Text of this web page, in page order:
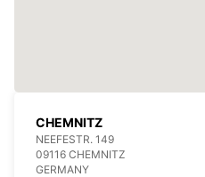
CHEMNITZ
NEEFESTR. 149
09116 CHEMNITZ
GERMANY